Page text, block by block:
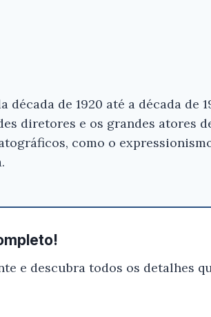
de 1920 até a década de
diretores e os grandes atores
como o
e descubra todos os detalhes